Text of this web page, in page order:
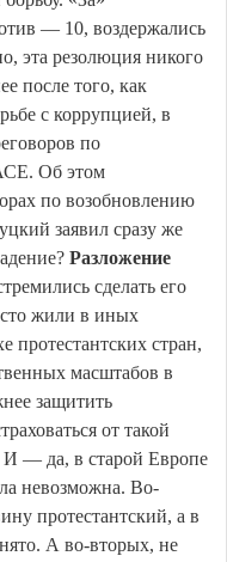
— 10, воздержались
эта резолюция никого
после того, как
с коррупцией, в
по
Об этом
по возобновлению
заявил сразу же
Разложение
сделать его
жили в иных
протестантских стран,
масштабов в
защитить
от такой
И — да, в старой Европе
невозможна. Во-
протестантский, а в
А во-вторых, не